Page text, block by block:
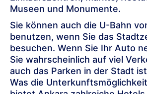
Museen und Monumente.
Sie können auch die U-Bahn
benutzen, wenn Sie das
besuchen. Wenn Sie Ihr Auto
Sie wahrscheinlich auf viel
auch das Parken in der Stadt
Was die